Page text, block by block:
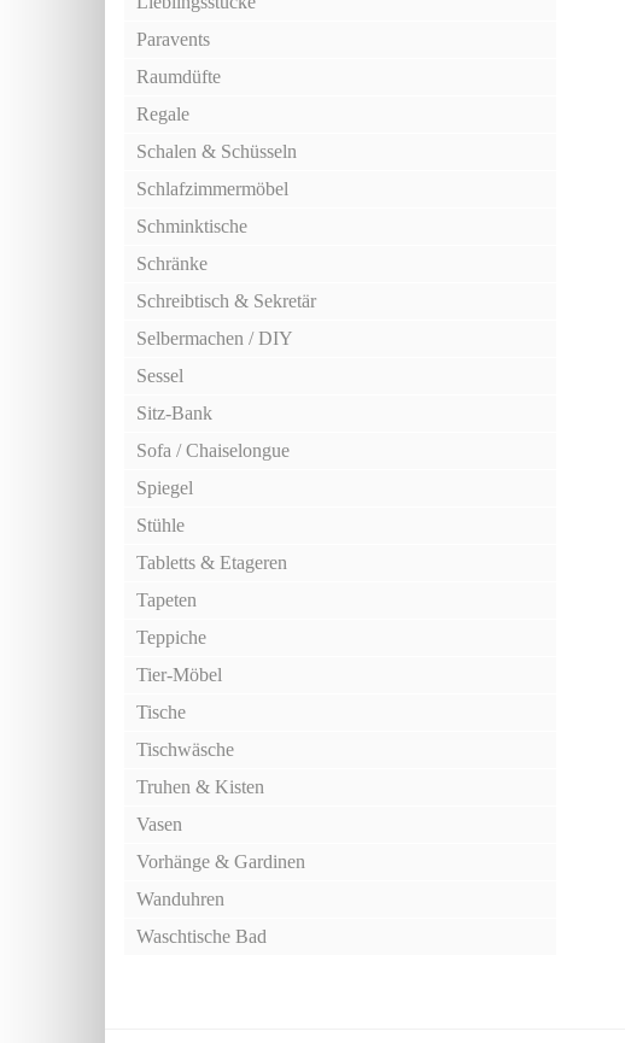
Paravents
Raumdüfte
Regale
Schalen & Schüsseln
Schlafzimmermöbel
Schminktische
Schränke
Schreibtisch & Sekretär
Selbermachen / DIY
Sessel
Sitz-Bank
Sofa / Chaiselongue
Spiegel
Stühle
Tabletts & Etageren
Tapeten
Teppiche
Tier-Möbel
Tische
Tischwäsche
Truhen & Kisten
Vasen
Vorhänge & Gardinen
Wanduhren
Waschtische Bad